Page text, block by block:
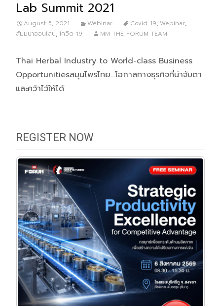
Lab Summit 2021
August 5, 2021 Webinar Covid 19, Webinar,
สัมมนาออนไลน์, โควิด-19 MM THE FORUM TEAM
Thai Herbal Industry to World-class Business
Opportunitiesสมุนไพรไทย…โอกาสทางธุรกิจที่น่าจับตา
และคว้าไว้ให้ได้
REGISTER NOW